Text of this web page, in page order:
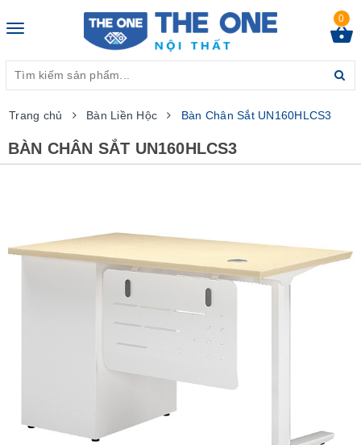
Toggle
0
Trang chủ Bàn Liền Hộc Bàn Chân Sắt UN160HLCS3
BÀN CHÂN SẮT UN160HLCS3